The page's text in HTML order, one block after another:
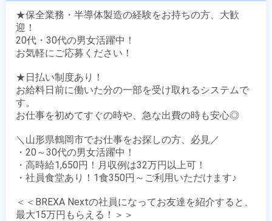
★保全業務・半導体製造の経験をお持ちの方、大歓
迎！
20代・30代の男女活躍中！
お気軽にご応募ください！
★日払い制度あり！
お給料日前に働いた分の一部を受け取れるシステムで
す。
お仕事を初めてすぐの時や、急な出費の時も安心◎
＼山形県鶴岡市でお仕事をお探しの方、必見／
・20～30代の男女活躍中！
・高時給1,650円！月収例は32万円以上可！
・社員食堂あり！1食350円～ご利用いただけます♪
＜＜BREXA Nextの社員になってお友達を紹介すると、
最大15万円もらえる！＞＞